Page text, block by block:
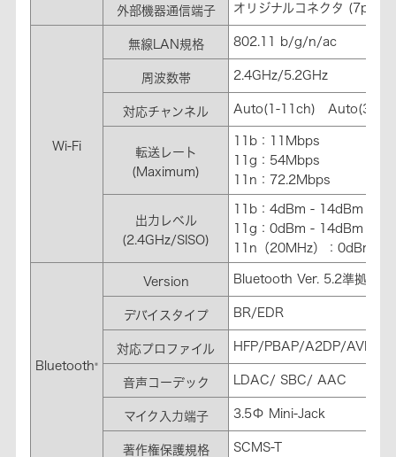
外部機器通信端子 オリジナルコネクタ (7pin)
Wi-Fi
無線LAN規格 802.11 b/g/n/ac
周波数帯 2.4GHz/5.2GHz
対応チャンネル Auto(1-11ch) Auto(36-
転送レート
(Maximum)
11b：11Mbps
11g：54Mbps
11n：72.2Mbps
出力レベル
(2.4GHz/SISO)
11b：4dBm - 14dBm
11g：0dBm - 14dBm
11n（20MHz）：0dBm-
Bluetooth®
Version Bluetooth Ver. 5.2準拠
デバイスタイプ BR/EDR
対応プロファイル HFP/PBAP/A2DP/
音声コーデック LDAC/ SBC/ AAC
マイク入力端子 3.5Φ Mini-Jack
著作権保護規格 SCMS-T